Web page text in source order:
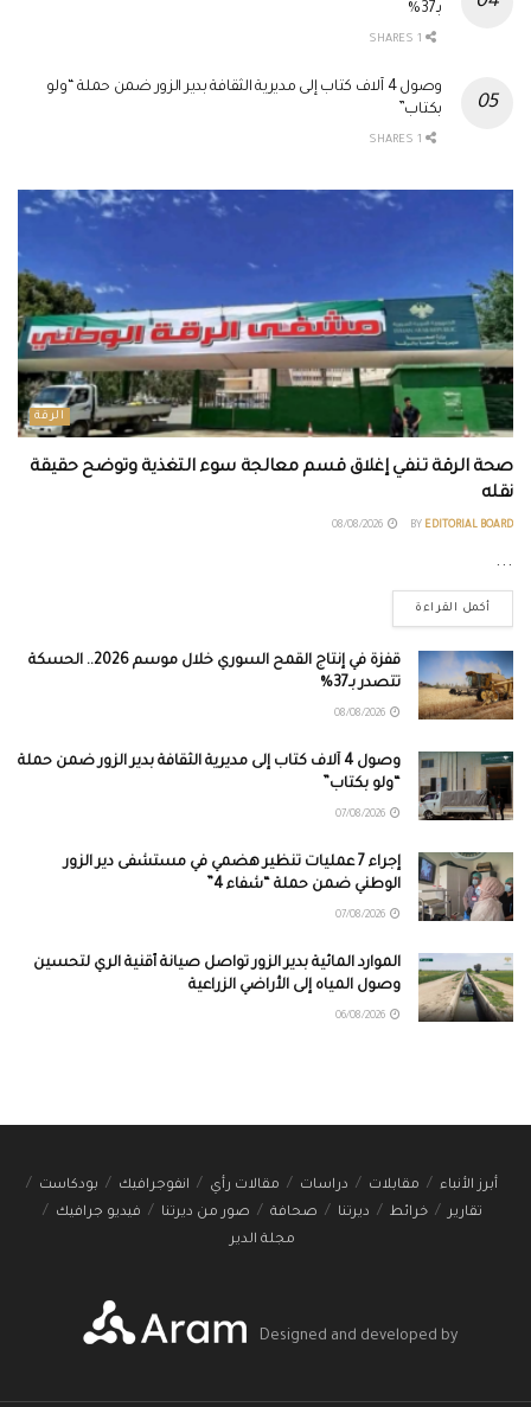
بـ37%
وصول 4 آلاف كتاب إلى مديرية الثقافة بدير الزور ضمن حملة “ولو
بكتاب”
الرقة
صحة الرقة تنفي إغلاق قسم معالجة سوء التغذية وتوضح حقيقة
نقله
BY EDITORIAL BOARD
...
أكمل القراءة
قفزة في إنتاج القمح السوري خلال موسم 2026.. الحسكة
تتصدر بـ37%
وصول 4 آلاف كتاب إلى مديرية الثقافة بدير الزور ضمن حملة
“ولو بكتاب”
إجراء 7 عمليات تنظير هضمي في مستشفى دير الزور
الوطني ضمن حملة “شفاء 4”
الموارد المائية بدير الزور تواصل صيانة أقنية الري لتحسين
وصول المياه إلى الأراضي الزراعية
أبرز الأنباء مقابلات دراسات مقالات رأي انفوجرافيك
بودكاست
تقارير
خرائط ديرتنا صحافة صور من ديرتنا
فيديو جرافيك
مجلة الدير
Designed and developed by